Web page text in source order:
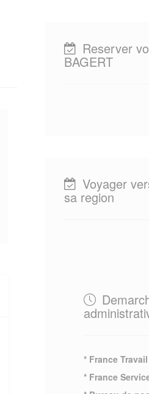
Reserver
BAGERT
Voyager
sa region
* France Travail
* France